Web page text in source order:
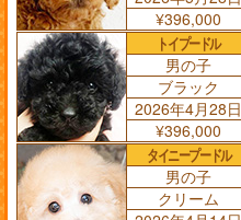
¥396,000
トイプードル
男の子
ブラック
2026年4月28日
¥396,000
タイニープードル
男の子
クリーム